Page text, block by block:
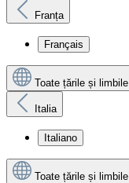
Franța
Français
Toate țările și limbile
Italia
Italiano
Toate țările și limbile